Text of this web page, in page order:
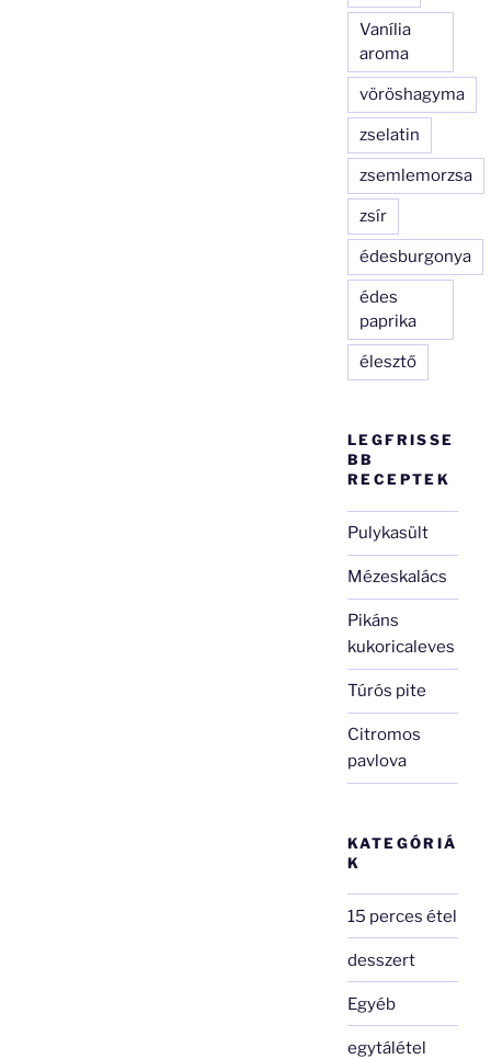
Vanília
aroma
vöröshagyma
zselatin
zsemlemorzsa
zsír
édesburgonya
édes
paprika
élesztő
LEGFRISSE
BB
RECEPTEK
Pulykasült
Mézeskalács
Pikáns
kukoricaleves
Túrós pite
Citromos
pavlova
KATEGÓRIÁ
K
15 perces étel
desszert
Egyéb
egytálétel